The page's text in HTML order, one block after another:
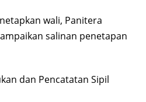
wali, Panitera
salinan penetapan
dan Pencatatan Sipil